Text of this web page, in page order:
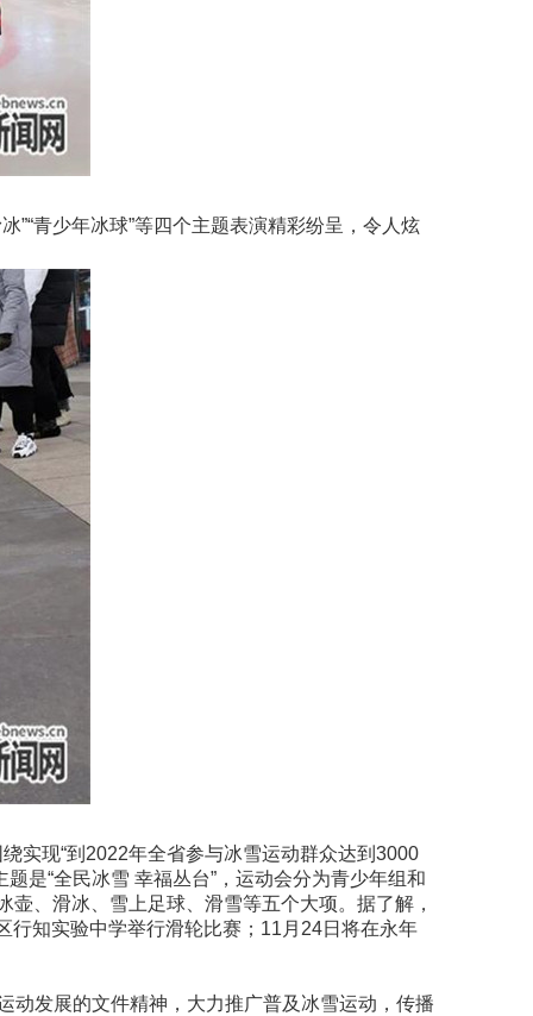
”“青少年冰球”等四个主题表演精彩纷呈，令人炫
实现“到2022年全省参与冰雪运动群众达到3000
是“全民冰雪 幸福丛台”，运动会分为青少年组和
、滑冰、雪上足球、滑雪等五个大项。据了解，
行知实验中学举行滑轮比赛；11月24日将在永年
动发展的文件精神，大力推广普及冰雪运动，传播